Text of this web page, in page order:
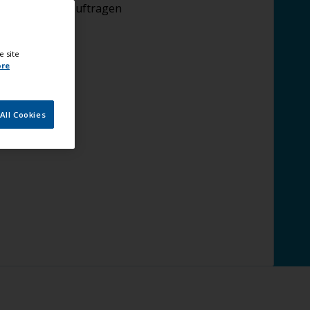
Endanstriche auftragen
site
Cookies